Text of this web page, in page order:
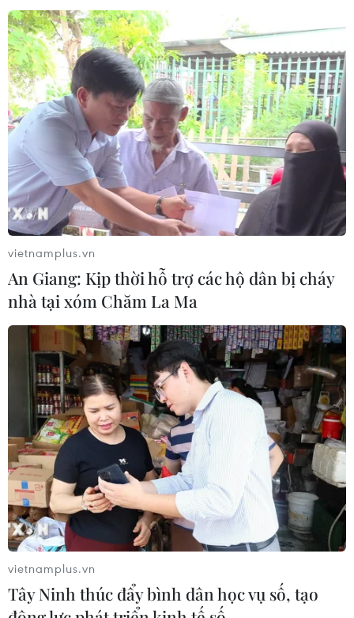
của virus Tây sông Nile
06/08/2026 13:24
WHO ghi nhận tín hiệu tích cực từ
thử nghiệm điều trị Ebola tại Congo
04/08/2026 22:42
Báo động xu hướng gia tăng người
Mỹ ghi nhận ca tử vong đầu tiên
trong mùa dịch cyclosporiasis
04/08/2026 07:11
Phát hiện mới về quá trình lão hóa
của con người
02/08/2026 13:31
Sâm Ngọc Linh: Báu vật trong tay,
bao giờ "hóa rồng"?
02/08/2026 11:38
vietnamplus.vn
An Giang: Kịp thời hỗ trợ các hộ dân bị cháy
nhà tại xóm Chăm La Ma
vietnamplus.vn
Tây Ninh thúc đẩy bình dân học vụ số, tạo